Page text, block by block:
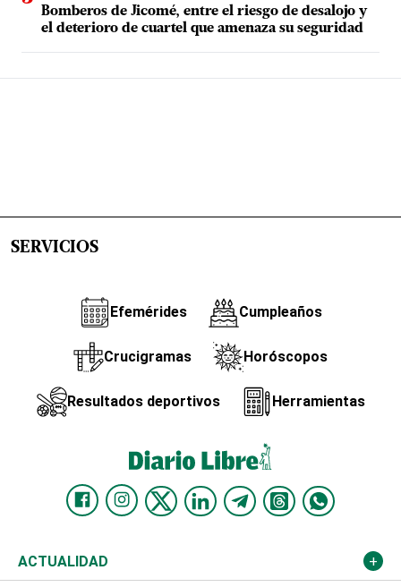
Bomberos de Jicomé, entre el riesgo de desalojo y
el deterioro de cuartel que amenaza su seguridad
SERVICIOS
Efemérides Cumpleaños
Crucigramas Horóscopos
Resultados deportivos Herramientas
ACTUALIDAD